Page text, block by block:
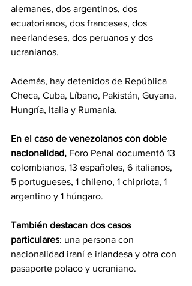
alemanes, dos argentinos, dos
ecuatorianos, dos franceses, dos
neerlandeses, dos peruanos y dos
ucranianos.
Además, hay detenidos de República
Checa, Cuba, Líbano, Pakistán, Guyana,
Hungría, Italia y Rumania.
En el caso de venezolanos con doble
nacionalidad, Foro Penal documentó 13
colombianos, 13 españoles, 6 italianos,
5 portugueses, 1 chileno, 1 chipriota, 1
argentino y 1 húngaro.
También destacan dos casos
particulares: una persona con
nacionalidad iraní e irlandesa y otra con
pasaporte polaco y ucraniano.